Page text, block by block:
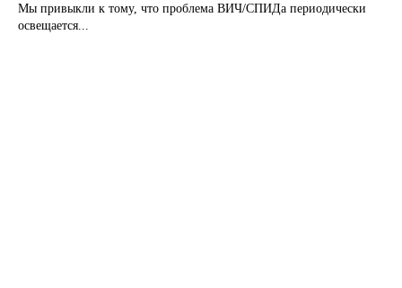
Мы привыкли к тому, что проблема ВИЧ/СПИДа периодически
освещается...